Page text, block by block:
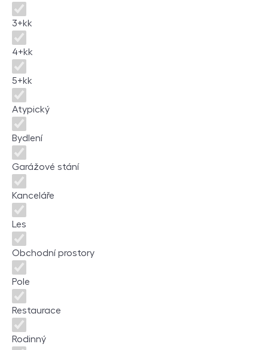
3+kk
4+kk
5+kk
Atypický
Bydlení
Garážové stání
Kanceláře
Les
Obchodní prostory
Pole
Restaurace
Rodinný